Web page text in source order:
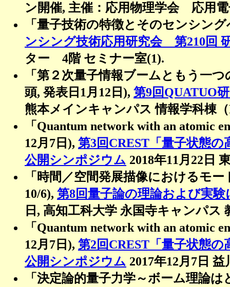
ン開催, 主催：応用物理学会 応用
「量子技術の特徴とそのセンシン
ンシング技術応用研究会 第210回
ター 4階 セミナー室(1).
「第２次量子情報ブームともう一
頭, 発表日1月12日), 第9回QUATUO
熊本メインキャンパス 情報学科棟
「Quantum network with an atomic
12月7日), 第3回CREST「量子状態
公開シンポジウム 2018年11月22日
「時間／空間発展描像におけるモ
10/6), 第8回量子論の理論および実
日, 高知工科大学 永国寺キャンパス
「Quantum network with an atomic
12月7日), 第2回CREST「量子状態
公開シンポジウム 2017年12月7日
「決定論的量子力学～ボーム理論